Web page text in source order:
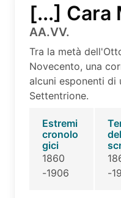
[...] Cara
AA.VV.
Tra la metà
Novecento, una
alcuni esponenti di
Settentrione.
Estremi
cronolo
gici
1860
-1906
-